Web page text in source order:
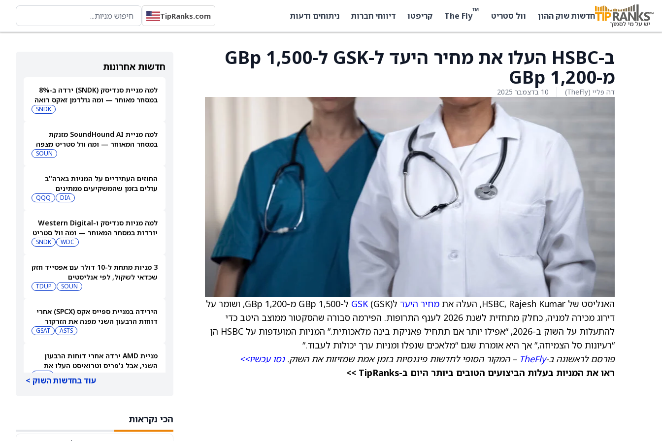
חדשות שוק ההון וול סטריט ™
The Fly קריפטו דיווחי חברות ניתוחים ודעות TipRanks.com
חדשות אחרונות
למה מניית סנדיסק (SNDK) ירדה ב-8%
במסחר מאוחר — ומה גולדמן זאקס רואה
SNDK
למה מניית SoundHound AI מזנקת
במסחר המאוחר — ומה וול סטריט מצפה
SOUN
החוזים העתידיים על המניות בארה"ב
עולים בזמן שהמשקיעים ממתינים
DIA
QQQ
למה מניות סנדיסק ו-Western Digital
יורדות במסחר המאוחר — ומה וול סטריט
WDC
SNDK
3 מניות מתחת ל-10 דולר עם אפסייד חזק
שכדאי לשקול, לפי אנליסטים
SOUN
TDUP
הירידה במניית ספייס אקס (SPCX) אחרי
דוחות הרבעון השני מפנה את הזרקור
לקרנות סל חלל עם חשיפה גבוהה
ASTS
GSAT
מניית AMD ירדה אחרי דוחות הרבעון
השני, אבל ג'פריס וטרואיסט העלו את
עוד בחדשות השוק >
הכי נקראות
ב-HSBC העלו את מחיר היעד ל-GSK ל-1,500 GBp
מ-1,200 GBp
דה פליי (TheFly) 10 בדצמבר 2025
האנליסט של HSBC, Rajesh Kumar, העלה את מחיר היעד ל GSK
(GSK) ל-1,500 GBp מ-1,200 GBp, ושומר על
דירוג מכירה למניה, כחלק מתחזית לשנת 2026 לענף התרופות. הפירמה סבורה שהסקטור ממוצב היטב כדי
להתעלות על השוק ב-2026, “אפילו יותר אם תתחיל פאניקת בינה מלאכותית.” המניות המועדפות על HSBC הן
“רעיונות סל הצמיחה,” אך היא אומרת שגם “מלאכים שנפלו ומניות ערך יכולות לעבוד.”
פורסם לראשונה ב-TheFly – המקור הסופי לחדשות פיננסיות בזמן אמת שמזיזות את השוק.נסו עכשיו>>
ראו את המניות בעלות הביצועים הטובים ביותר היום ב-TipRanks >>